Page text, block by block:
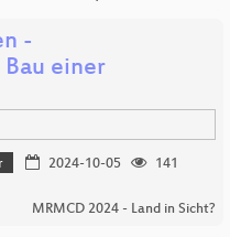
-
einer
2024-10-05
141
MRMCD 2024 - Land in Sicht?